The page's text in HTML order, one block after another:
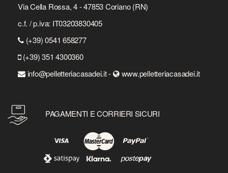
Via Cella Rossa, 4 - 47853 Coriano (RN)
c.f. / p.iva: IT03203830405
(+39) 0541 658277
(+39) 351 4300360
info@pelletteriacasadei.it -
www.pelletteriacasadei.it
PAGAMENTI E CORRIERI SICURI